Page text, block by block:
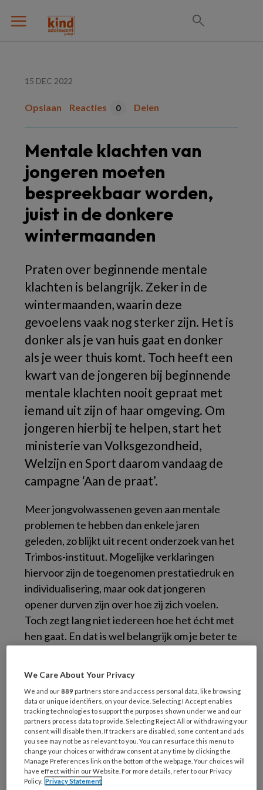
15 DEC 2022
Opslaan Reacties 0 Delen
Mentale klachten van
jongeren moeten
bespreekbaar worden,
juist in de donkere
wintermaanden
Praten over beginnende mentale
klachten is belangrijk. Zeker in de
wintermaanden, waarin deze
gevoelens vaak nog sterker zijn. Het is
donker als je van huis gaat en donker
als je weer thuis komt. Toch heeft een
kwart van de jongeren bij beginnende
mentale klachten nooit gepraat met
iemand uit zijn of haar omgeving. Om
jongeren hierbij te helpen, start het
ministerie van Volksgezondheid,
Welzijn en Sport daarom vandaag de
campagne ‘Aan de praat’.
Meer jongvolwassenen geven aan mentale
problemen te hebben dan enkele jaren
geleden, zo blijkt uit recent onderzoek van het
Trimbos-instituut. Mogelijke verklaringen
hiervoor zijn de toegenomen prestatiedruk en
individualisering, maar ook dat jongeren
opener durven zijn over hoe zij zich voelen.
Toch zegt lang niet iedereen hoe het écht met
hen gaat. En dat is wel belangrijk om je beter te
Aan de praat
Staatssecretaris Maarten Van Ooijen: “Als je
op sociale media kijkt, lijkt het leven van
iedereen altijd perfect te zijn. Maar niemand
voelt zich altijd goed. Ook ik niet. En dat hoeft
We Care About Your Privacy
We and our889 partners store and access personal data, like browsing
data or unique identifiers, on your device. Selecting I Accept enables
tracking technologies to support the purposes shown under we and our
partners process data to provide. Selecting Reject All or withdrawing your
consent will disable them. If trackers are disabled, some content and ads
you see may not be as relevant to you. You can resurface this menu to
change your choices or withdraw consent at any time by clicking the
Manage Preferences link on the bottom of the webpage. Your choices will
have effect within our Website. For more details, refer to our Privacy
Policy. Privacy Statement